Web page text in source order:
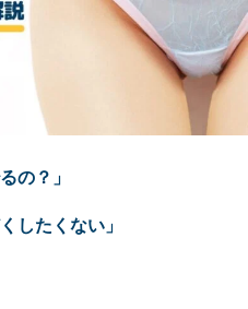
の？」
したくない」